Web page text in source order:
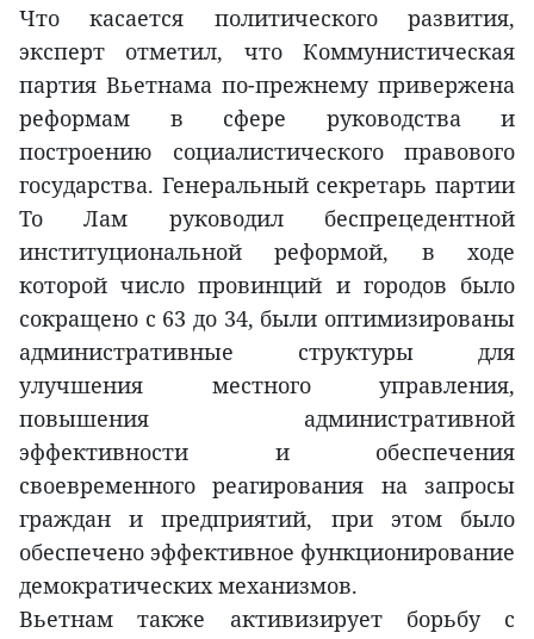
Что касается политического развития,
эксперт отметил, что Коммунистическая
партия Вьетнама по-прежнему привержена
реформам в сфере руководства и
построению социалистического правового
государства. Генеральный секретарь партии
То Лам руководил беспрецедентной
институциональной реформой, в ходе
которой число провинций и городов было
сокращено с 63 до 34, были оптимизированы
административные структуры для
улучшения местного управления,
повышения административной
эффективности и обеспечения
своевременного реагирования на запросы
граждан и предприятий, при этом было
обеспечено эффективное функционирование
демократических механизмов.
Вьетнам также активизирует борьбу с